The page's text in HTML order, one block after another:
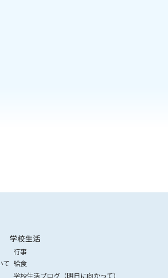
て
学校生活
行事
給食
学校生活ブログ（明日に向かって）